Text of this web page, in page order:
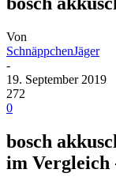
Von
SchnäppchenJäger
-
19. September 2019
272
0
bosch
im Vergleich